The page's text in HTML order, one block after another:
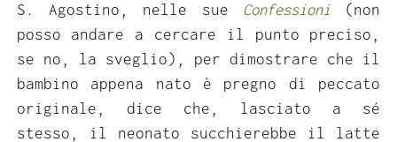
S. Agostino, nelle sue Confessioni (non
posso andare a cercare il punto preciso,
se no, la sveglio), per dimostrare che il
bambino appena nato è pregno di peccato
originale, dice che, lasciato a sé
stesso, il neonato succhierebbe il latte